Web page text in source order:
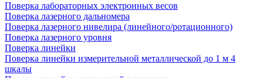
Поверка лабораторных электронных весов
Поверка лазерного дальномера
Поверка лазерного нивелира (линейного/ротационного)
Поверка лазерного уровня
Поверка линейки
Поверка линейки измерительной металлической до 1 м 4
шкалы